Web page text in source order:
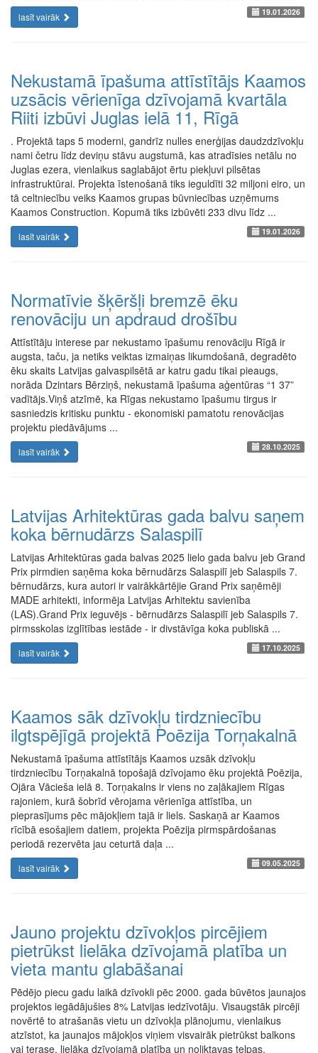
lasīt vairāk 19.01.2026
Nekustamā īpašuma attīstītājs Kaamos
uzsācis vērienīga dzīvojamā kvartāla
Riiti izbūvi Juglas ielā 11, Rīgā
. Projektā taps 5 moderni, gandrīz nulles enerģijas daudzdzīvokļu
nami četru līdz deviņu stāvu augstumā, kas atradīsies netālu no
Juglas ezera, vienlaikus saglabājot ērtu piekļuvi pilsētas
infrastruktūrai. Projekta īstenošanā tiks ieguldīti 32 miljoni eiro, un
tā celtniecību veiks Kaamos grupas būvniecības uzņēmums
Kaamos Construction. Kopumā tiks izbūvēti 233 divu līdz ...
lasīt vairāk 19.01.2026
Normatīvie šķēršļi bremzē ēku
renovāciju un apdraud drošību
Attīstītāju interese par nekustamo īpašumu renovāciju Rīgā ir
augsta, taču, ja netiks veiktas izmaiņas likumdošanā, degradēto
ēku skaits Latvijas galvaspilsētā ar katru gadu tikai pieaugs,
norāda Dzintars Bērziņš, nekustamā īpašuma aģentūras “1 37”
vadītājs.Viņš atzīmē, ka Rīgas nekustamo īpašumu tirgus ir
sasniedzis kritisku punktu - ekonomiski pamatotu renovācijas
projektu piedāvājums ...
lasīt vairāk 28.10.2025
Latvijas Arhitektūras gada balvu saņem
koka bērnudārzs Salaspilī
Latvijas Arhitektūras gada balvas 2025 lielo gada balvu jeb Grand
Prix pirmdien saņēma koka bērnudārzs Salaspilī jeb Salaspils 7.
bērnudārzs, kura autori ir vairākkārtējie Grand Prix saņēmēji
MADE arhitekti, informēja Latvijas Arhitektu savienība
(LAS).Grand Prix ieguvējs - bērnudārzs Salaspilī jeb Salaspils 7.
pirmsskolas izglītības iestāde - ir divstāvīga koka publiskā ...
lasīt vairāk 17.10.2025
Kaamos sāk dzīvokļu tirdzniecību
ilgtspējīgā projektā Poēzija Torņakalnā
Nekustamā īpašuma attīstītājs Kaamos uzsāk dzīvokļu
tirdzniecību Torņakalnā topošajā dzīvojamo ēku projektā Poēzija,
Ojāra Vācieša ielā 8. Torņakalns ir viens no zaļākajiem Rīgas
rajoniem, kurā šobrīd vērojama vērienīga attīstība, un
pieprasījums pēc mājokļiem tajā ir liels. Saskaņā ar Kaamos
rīcībā esošajiem datiem, projekta Poēzija pirmspārdošanas
periodā rezervēta jau ceturtā daļa ...
lasīt vairāk 09.05.2025
Jauno projektu dzīvokļos pircējiem
pietrūkst lielāka dzīvojamā platība un
vieta mantu glabāšanai
Pēdējo piecu gadu laikā dzīvokli pēc 2000. gada būvētos jaunajos
projektos iegādājušies 8% Latvijas iedzīvotāju. Visaugstāk pircēji
novērtē to atrašanās vietu un dzīvokļa plānojumu, vienlaikus
atzīstot, ka jaunajos mājokļos viņiem visvairāk pietrūkst balkons
vai terase, lielāka dzīvojamā platība un noliktavas telpas.